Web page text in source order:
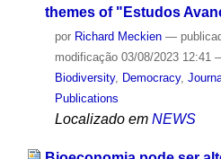
themes of "Estudos
por Richard Meckien —
modificação03/08/2023 12:41
Biodiversity, Democracy,
Publications
Localizado em NEWS